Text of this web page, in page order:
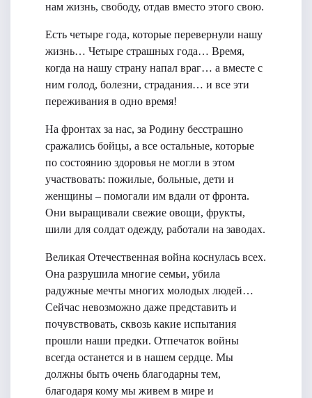
нам жизнь, свободу, отдав вместо этого свою.
Есть четыре года, которые перевернули нашу
жизнь… Четыре страшных года… Время,
когда на нашу страну напал враг… а вместе с
ним голод, болезни, страдания… и все эти
переживания в одно время!
На фронтах за нас, за Родину бесстрашно
сражались бойцы, а все остальные, которые
по состоянию здоровья не могли в этом
участвовать: пожилые, больные, дети и
женщины – помогали им вдали от фронта.
Они выращивали свежие овощи, фрукты,
шили для солдат одежду, работали на заводах.
Великая Отечественная война коснулась всех.
Она разрушила многие семьи, убила
радужные мечты многих молодых людей…
Сейчас невозможно даже представить и
почувствовать, сквозь какие испытания
прошли наши предки. Отпечаток войны
всегда останется и в нашем сердце. Мы
должны быть очень благодарны тем,
благодаря кому мы живем в мире и